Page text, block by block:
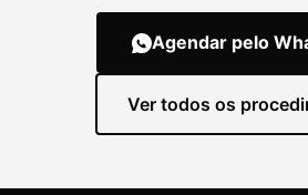
Agendar pelo
Ver todos os